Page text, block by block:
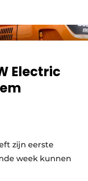
Electric
zijn eerste
week kunnen